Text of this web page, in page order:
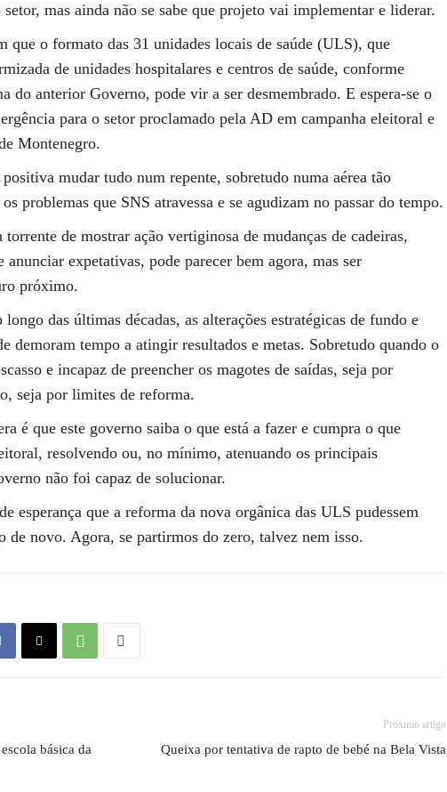
setor, mas ainda não se sabe que projeto vai implementar e liderar.
que o formato das 31 unidades locais de saúde (ULS), que
de unidades hospitalares e centros de saúde, conforme
do anterior Governo, pode vir a ser desmembrado. E espera-se o
para o setor proclamado pela AD em campanha eleitoral e
Montenegro.
mudar tudo num repente, sobretudo numa aérea tão
problemas que SNS atravessa e se agudizam no passar do tempo.
de mostrar ação vertiginosa de mudanças de cadeiras,
expetativas, pode parecer bem agora, mas ser
próximo.
das últimas décadas, as alterações estratégicas de fundo e
demoram tempo a atingir resultados e metas. Sobretudo quando o
e incapaz de preencher os magotes de saídas, seja por
seja por limites de reforma.
é que este governo saiba o que está a fazer e cumpra o que
resolvendo ou, no mínimo, atenuando os principais
não foi capaz de solucionar.
esperança que a reforma da nova orgânica das ULS pudessem
de novo. Agora, se partirmos do zero, talvez nem isso.
básica da
Próximo artigo
Queixa por tentativa de rapto de bebé na Bela Vista